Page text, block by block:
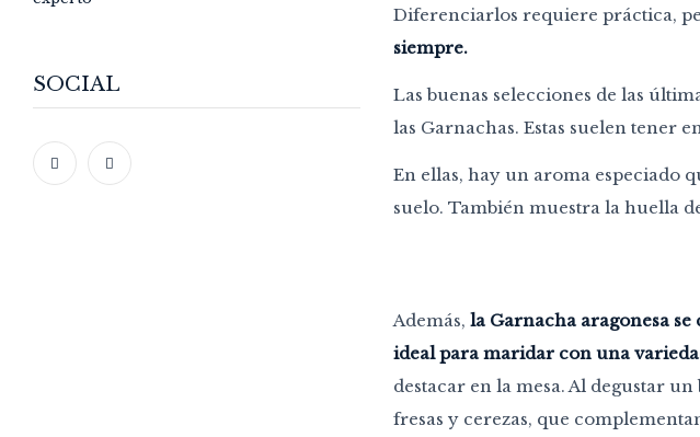
SOCIAL
Diferenciarlos requiere práctica,
siempre.
Las buenas selecciones de las
las Garnachas. Estas suelen tener
En ellas, hay un aroma especiado
suelo. También muestra la huella
Además, la Garnacha aragonesa
ideal para maridar con una
destacar en la mesa. Al degustar
fresas y cerezas, que